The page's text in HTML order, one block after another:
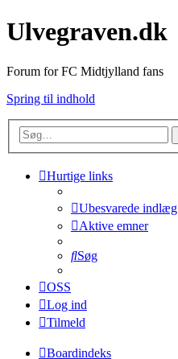
Ulvegraven.dk
Forum for FC Midtjylland fans
Spring til indhold
Hurtige links
Ubesvarede indlæg
Aktive emner
Søg
OSS
Log ind
Tilmeld
Boardindeks